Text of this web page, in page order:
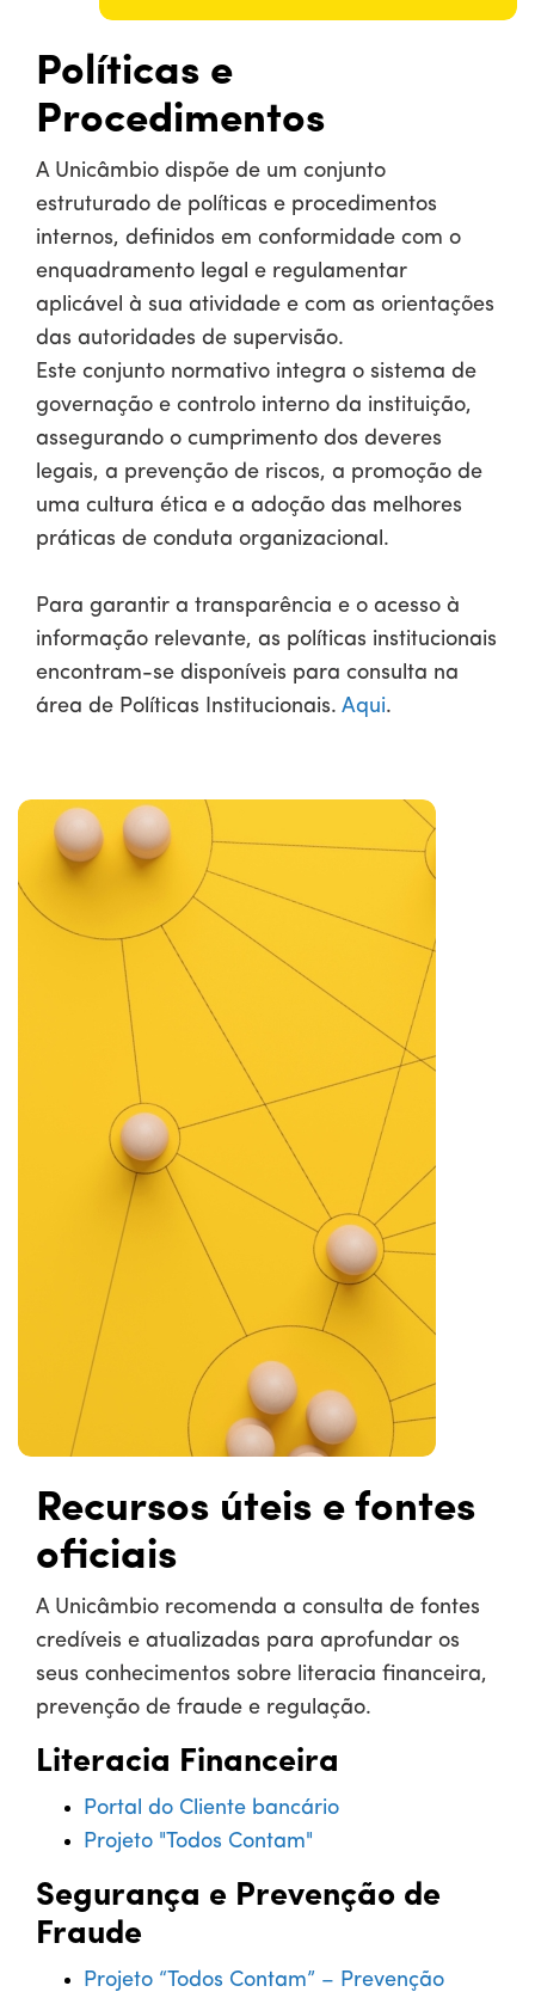
Políticas e
Procedimentos
A Unicâmbio dispõe de um conjunto
estruturado de políticas e procedimentos
internos, definidos em conformidade com o
enquadramento legal e regulamentar
aplicável à sua atividade e com as orientações
das autoridades de supervisão.
Este conjunto normativo integra o sistema de
governação e controlo interno da instituição,
assegurando o cumprimento dos deveres
legais, a prevenção de riscos, a promoção de
uma cultura ética e a adoção das melhores
práticas de conduta organizacional.
Para garantir a transparência e o acesso à
informação relevante, as políticas institucionais
encontram-se disponíveis para consulta na
área de Políticas Institucionais. Aqui.
Recursos úteis e fontes
oficiais
A Unicâmbio recomenda a consulta de fontes
credíveis e atualizadas para aprofundar os
seus conhecimentos sobre literacia financeira,
prevenção de fraude e regulação.
Literacia Financeira
Portal do Cliente bancário
Projeto "Todos Contam"
Segurança e Prevenção de
Fraude
Projeto “Todos Contam” – Prevenção